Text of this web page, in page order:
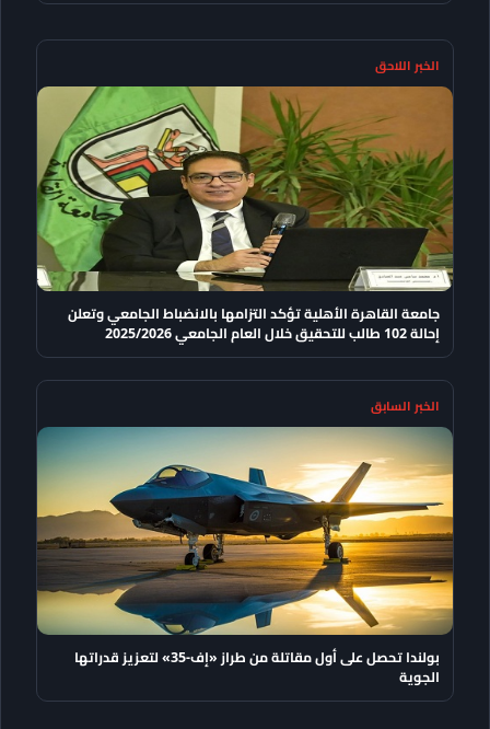
الخبر اللاحق
جامعة القاهرة الأهلية تؤكد التزامها بالانضباط الجامعي وتعلن
إحالة 102 طالب للتحقيق خلال العام الجامعي 2025/2026
الخبر السابق
بولندا تحصل على أول مقاتلة من طراز «إف-35» لتعزيز قدراتها
الجوية